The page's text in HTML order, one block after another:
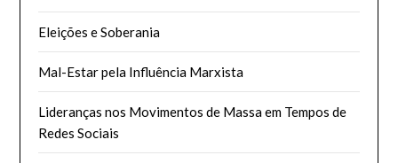
Eleições e Soberania
Mal-Estar pela Influência Marxista
Lideranças nos Movimentos de Massa em Tempos de
Redes Sociais